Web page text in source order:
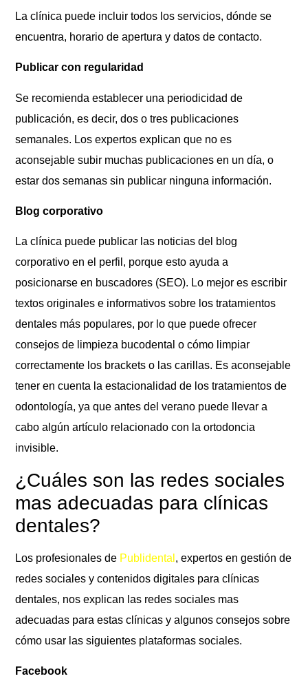
La clínica puede incluir todos los servicios, dónde se
encuentra, horario de apertura y datos de contacto.
Publicar con regularidad
Se recomienda establecer una periodicidad de
publicación, es decir, dos o tres publicaciones
semanales. Los expertos explican que no es
aconsejable subir muchas publicaciones en un día, o
estar dos semanas sin publicar ninguna información.
Blog corporativo
La clínica puede publicar las noticias del blog
corporativo en el perfil, porque esto ayuda a
posicionarse en buscadores (SEO). Lo mejor es escribir
textos originales e informativos sobre los tratamientos
dentales más populares, por lo que puede ofrecer
consejos de limpieza bucodental o cómo limpiar
correctamente los brackets o las carillas. Es aconsejable
tener en cuenta la estacionalidad de los tratamientos de
odontología, ya que antes del verano puede llevar a
cabo algún artículo relacionado con la ortodoncia
invisible.
¿Cuáles son las redes sociales
mas adecuadas para clínicas
dentales?
Los profesionales de Publidental , expertos en gestión de
redes sociales y contenidos digitales para clínicas
dentales, nos explican las redes sociales mas
adecuadas para estas clínicas y algunos consejos sobre
cómo usar las siguientes plataformas sociales.
Facebook